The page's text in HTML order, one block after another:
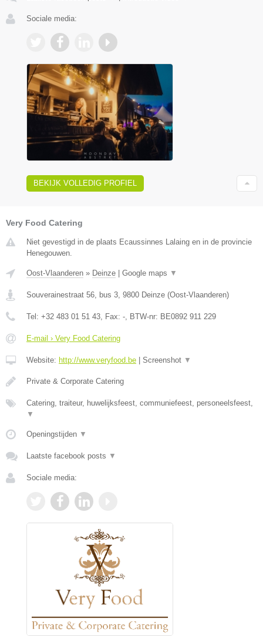
Sociale media:
BEKIJK VOLLEDIG PROFIEL
Very Food Catering
Niet gevestigd in de plaats Ecaussinnes Lalaing en in de provincie
Henegouwen.
Oost-Vlaanderen » Deinze Google maps ▼
Souverainestraat 56, bus 3, 9800 Deinze (Oost-Vlaanderen)
Tel: +32 483 01 51 43, Fax: -, BTW-nr: BE0892 911 229
E-mail › Very Food Catering
Website: http://www.veryfood.be Screenshot ▼
Private & Corporate Catering
Catering, traiteur, huwelijksfeest, communiefeest, personeelsfeest,
▼
Openingstijden ▼
Laatste facebook posts ▼
Sociale media: